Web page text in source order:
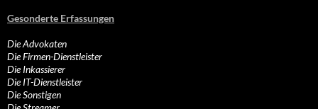
Gesonderte Erfassungen
Die Advokaten
Die Firmen-Dienstleister
Die Inkassierer
Die IT-Dienstleister
Die Sonstigen